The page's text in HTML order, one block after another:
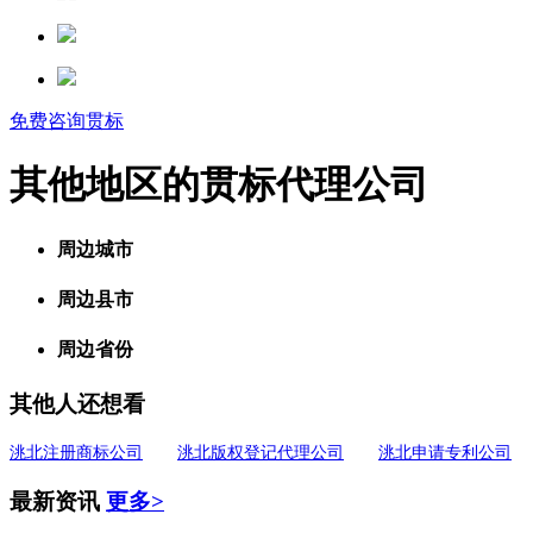
免费咨询贯标
其他地区的贯标代理公司
周边城市
周边县市
周边省份
其他人还想看
洮北注册商标公司 洮北版权登记代理公司 洮北申请专利公司
最新资讯 更多>